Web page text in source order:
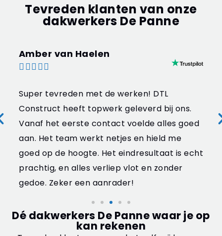
Tevreden klanten van onze
dakwerkers De Panne
Haelen
met de werken! DTL
topwerk geleverd bij ons.
contact voelde alles goed
werkt netjes en hield me
Het eindresultaat is echt
verliep vlot en zonder
een aanrader!

prijs/
steeds
Dé dakwerkers De Panne waar je op
kan rekenen